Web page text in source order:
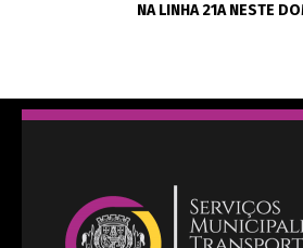
NA LINHA 21A NESTE